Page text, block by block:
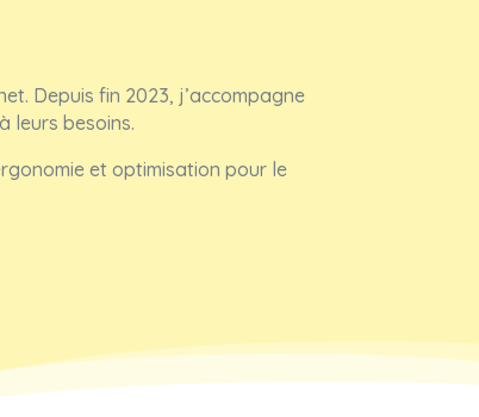
Depuis fin 2023, j’accompagne
leurs besoins.
et optimisation pour le